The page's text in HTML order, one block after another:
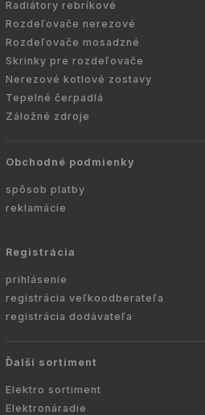
Radiátory rebríkové
Rozdeľovače nerezové
Rozdeľovače mosadzné
Skrinky pre rozdeľovače
Nerezové kotlové zostavy
Tepelné čerpadlá
Záložné zdroje
Obchodné podmienky
spôsob platby
reklamácie
Registrácia
prihlásenie
registrácia veľkoodberateľa
registrácia dodávateľa
Ďalší sortiment
Elektro sortiment
Elektronáradie